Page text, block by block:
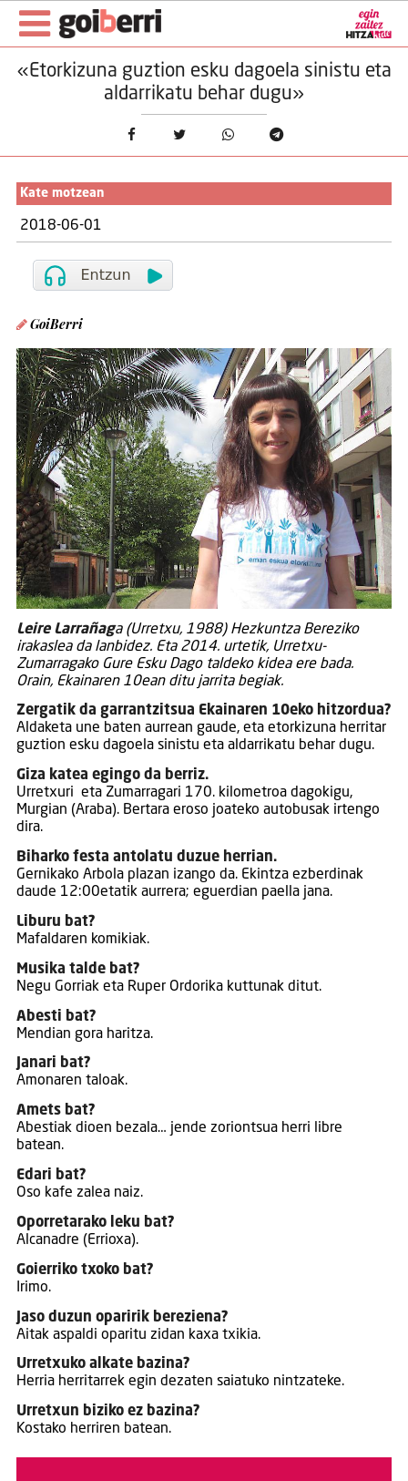
«Etorkizuna guztion esku dagoela sinistu eta
aldarrikatu behar dugu»
Kate motzean
2018-06-01
GoiBerri
Leire Larrañaga (Urretxu, 1988) Hezkuntza Bereziko
irakaslea da lanbidez. Eta 2014. urtetik, Urretxu-
Zumarragako Gure Esku Dago taldeko kidea ere bada.
Orain, Ekainaren 10ean ditu jarrita begiak.
Zergatik da garrantzitsua Ekainaren 10eko hitzordua?
Aldaketa une baten aurrean gaude, eta etorkizuna herritar
guztion esku dagoela sinistu eta aldarrikatu behar dugu.
Giza katea egingo da berriz.
Urretxuri eta Zumarragari 170. kilometroa dagokigu,
Murgian (Araba). Bertara eroso joateko autobusak irtengo
dira.
Biharko festa antolatu duzue herrian.
Gernikako Arbola plazan izango da. Ekintza ezberdinak
daude 12:00etatik aurrera; eguerdian paella jana.
Liburu bat?
Mafaldaren komikiak.
Musika talde bat?
Negu Gorriak eta Ruper Ordorika kuttunak ditut.
Abesti bat?
Mendian gora haritza.
Janari bat?
Amonaren taloak.
Amets bat?
Abestiak dioen bezala… jende zoriontsua herri libre
batean.
Edari bat?
Oso kafe zalea naiz.
Oporretarako leku bat?
Alcanadre (Errioxa).
Goierriko txoko bat?
Irimo.
Jaso duzun oparirik bereziena?
Aitak aspaldi oparitu zidan kaxa txikia.
Urretxuko alkate bazina?
Herria herritarrek egin dezaten saiatuko nintzateke.
Urretxun biziko ez bazina?
Kostako herriren batean.